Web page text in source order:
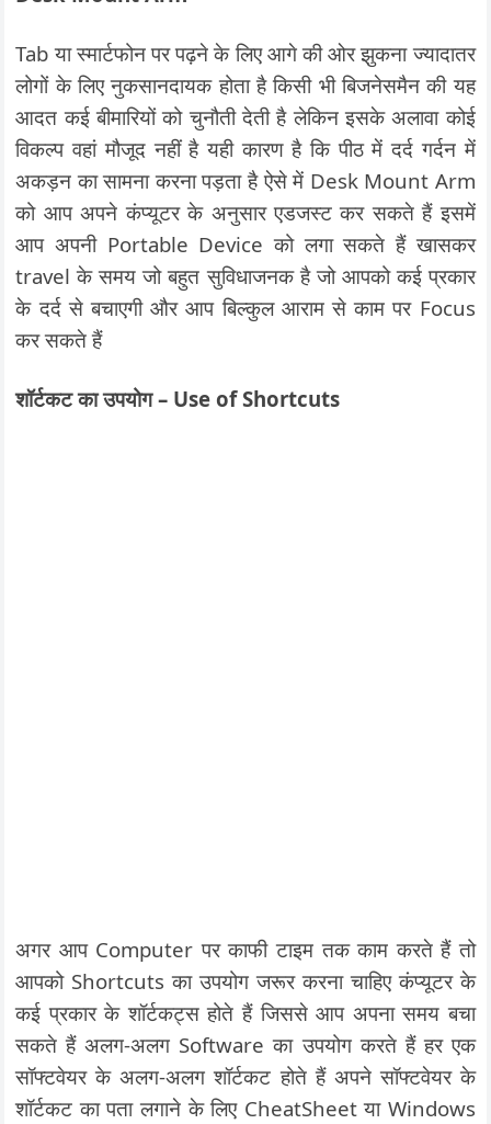
Tab या स्मार्टफोन पर पढ़ने के लिए आगे की ओर झुकना ज्यादातर
लोगों के लिए नुकसानदायक होता है किसी भी बिजनेसमैन की यह
आदत कई बीमारियों को चुनौती देती है लेकिन इसके अलावा कोई
विकल्प वहां मौजूद नहीं है यही कारण है कि पीठ में दर्द गर्दन में
अकड़न का सामना करना पड़ता है ऐसे में Desk Mount Arm
को आप अपने कंप्यूटर के अनुसार एडजस्ट कर सकते हैं इसमें
आप अपनी Portable Device को लगा सकते हैं खासकर
travel के समय जो बहुत सुविधाजनक है जो आपको कई प्रकार
के दर्द से बचाएगी और आप बिल्कुल आराम से काम पर Focus
कर सकते हैं
शॉर्टकट का उपयोग – Use of Shortcuts
अगर आप Computer पर काफी टाइम तक काम करते हैं तो
आपको Shortcuts का उपयोग जरूर करना चाहिए कंप्यूटर के
कई प्रकार के शॉर्टकट्स होते हैं जिससे आप अपना समय बचा
सकते हैं अलग-अलग Software का उपयोग करते हैं हर एक
सॉफ्टवेयर के अलग-अलग शॉर्टकट होते हैं अपने सॉफ्टवेयर के
शॉर्टकट का पता लगाने के लिए CheatSheet या Windows